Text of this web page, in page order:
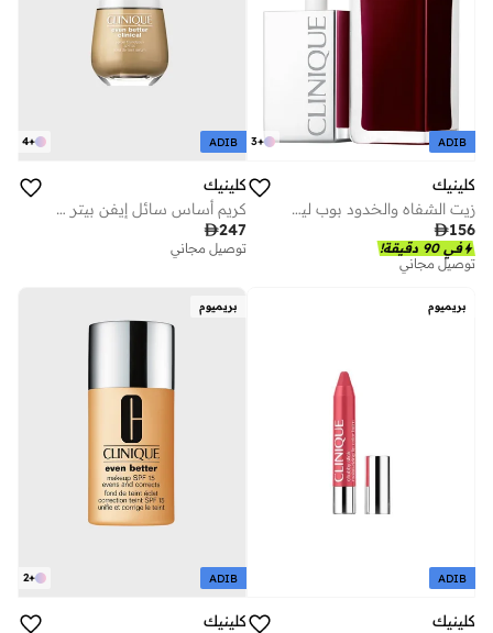
+
3 ADIB
كلينيك
زيت الشفاه والخدود بوب ليب + تشيك - بلاك هوني 7 مل
156
في 90 دقيقة!
توصيل مجاني
+
4 ADIB
كلينيك
كريم أساس سائل إيفن بيتر كلينيكال - ساند
247
توصيل مجاني
بريميوم
ADIB
كلينيك
بريميوم
+
2 ADIB
كلينيك